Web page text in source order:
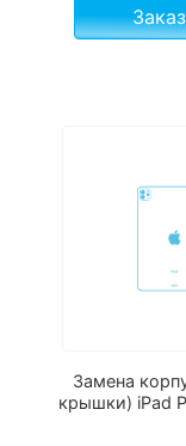
Замена
крышки) iPad